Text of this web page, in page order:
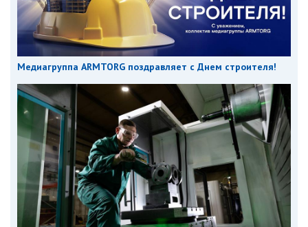
Медиагруппа ARMTORG поздравляет с Днем строителя!